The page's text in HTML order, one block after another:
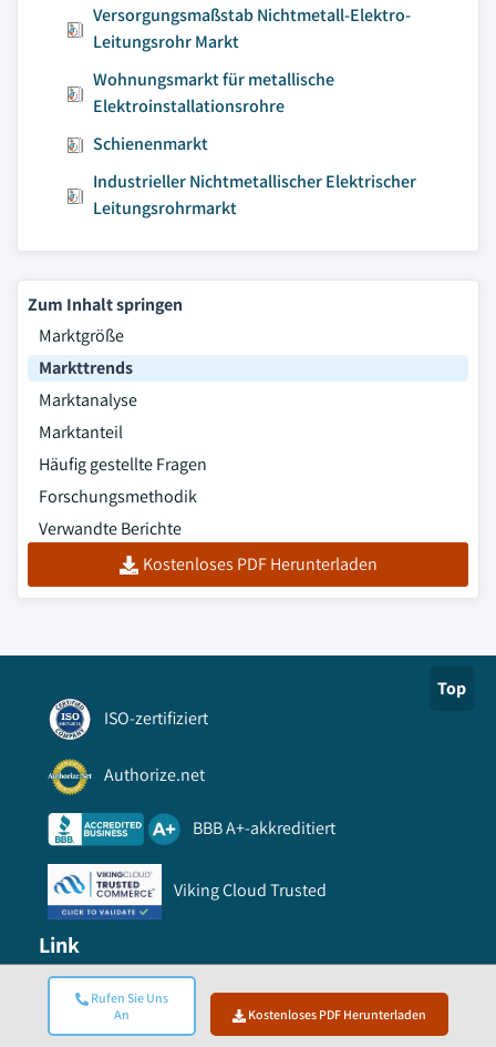
Rufen Sie Uns
An
Kostenloses PDF Herunterladen
Versorgungsmaßstab Nichtmetall-Elektro-
Leitungsrohr Markt
Wohnungsmarkt für metallische
Elektroinstallationsrohre
Schienenmarkt
Industrieller Nichtmetallischer Elektrischer
Leitungsrohrmarkt
Zum Inhalt springen
Marktgröße
Markttrends
Marktanalyse
Marktanteil
Häufig gestellte Fragen
Forschungsmethodik
Verwandte Berichte
Kostenloses PDF Herunterladen
Top
ISO-zertifiziert
Authorize.net
BBB A+-akkreditiert
Viking Cloud Trusted
Link